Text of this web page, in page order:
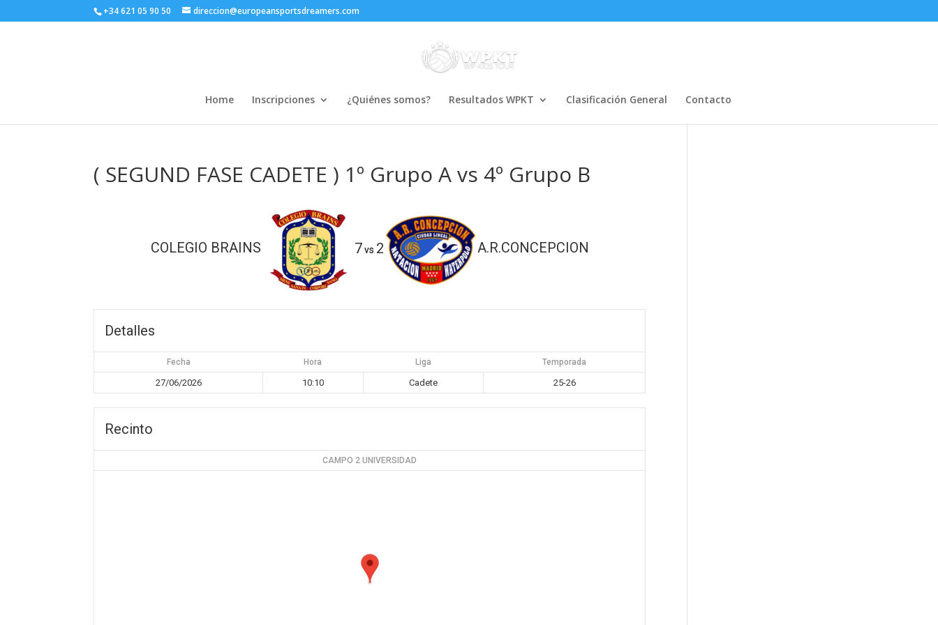
+34 621 05 90 50 direccion@europeansportsdreamers.com
Home Inscripciones ¿Quiénes somos? Resultados WPKT Clasificación General Contacto
( SEGUND FASE CADETE ) 1º Grupo A vs 4º Grupo B
COLEGIO BRAINS 7vs 2 A.R.CONCEPCION
Detalles
Fecha Hora Liga Temporada
27/06/2026 10:10 Cadete 25-26
Recinto
CAMPO 2 UNIVERSIDAD